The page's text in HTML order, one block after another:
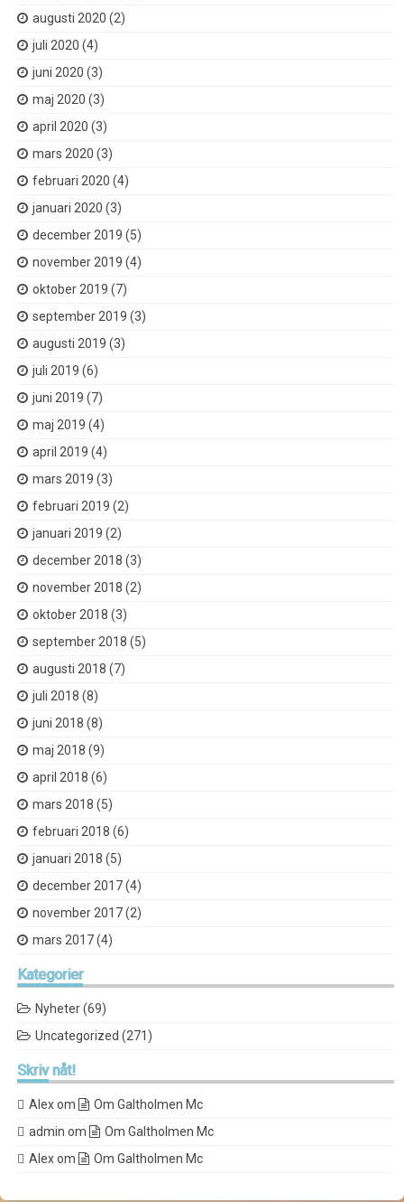
augusti 2020 (2)
juli 2020 (4)
juni 2020 (3)
maj 2020 (3)
april 2020 (3)
mars 2020 (3)
februari 2020 (4)
januari 2020 (3)
december 2019 (5)
november 2019 (4)
oktober 2019 (7)
september 2019 (3)
augusti 2019 (3)
juli 2019 (6)
juni 2019 (7)
maj 2019 (4)
april 2019 (4)
mars 2019 (3)
februari 2019 (2)
januari 2019 (2)
december 2018 (3)
november 2018 (2)
oktober 2018 (3)
september 2018 (5)
augusti 2018 (7)
juli 2018 (8)
juni 2018 (8)
maj 2018 (9)
april 2018 (6)
mars 2018 (5)
februari 2018 (6)
januari 2018 (5)
december 2017(4)
november 2017(2)
mars 2017(4)
Kategorier
Nyheter(69)
Uncategorized (271)
Skrivnåt!
Alexom
Om Galtholmen Mc
admin om
Om Galtholmen Mc
Alexom Om Galtholmen Mc